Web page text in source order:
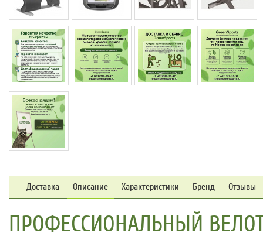
Доставка Описание Характеристики Бренд Отзывы
ПРОФЕССИОНАЛЬНЫЙ